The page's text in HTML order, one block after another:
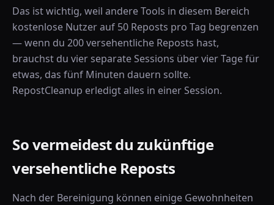
Das ist wichtig, weil andere Tools in diesem Bereich
kostenlose Nutzer auf 50 Reposts pro Tag begrenzen
— wenn du 200 versehentliche Reposts hast,
brauchst du vier separate Sessions über vier Tage für
etwas, das fünf Minuten dauern sollte.
RepostCleanup erledigt alles in einer Session.
So vermeidest du zukünftige
versehentliche Reposts
Nach der Bereinigung können einige Gewohnheiten